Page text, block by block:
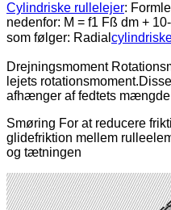
Cylindriske rullelejer:
nedenfor: M = f1 Fß dm +
som følger: Radial
Drejningsmoment
lejets
afhænger af fedtets mængde
Smøring For at reducere
glidefriktion mellem
og tætningen